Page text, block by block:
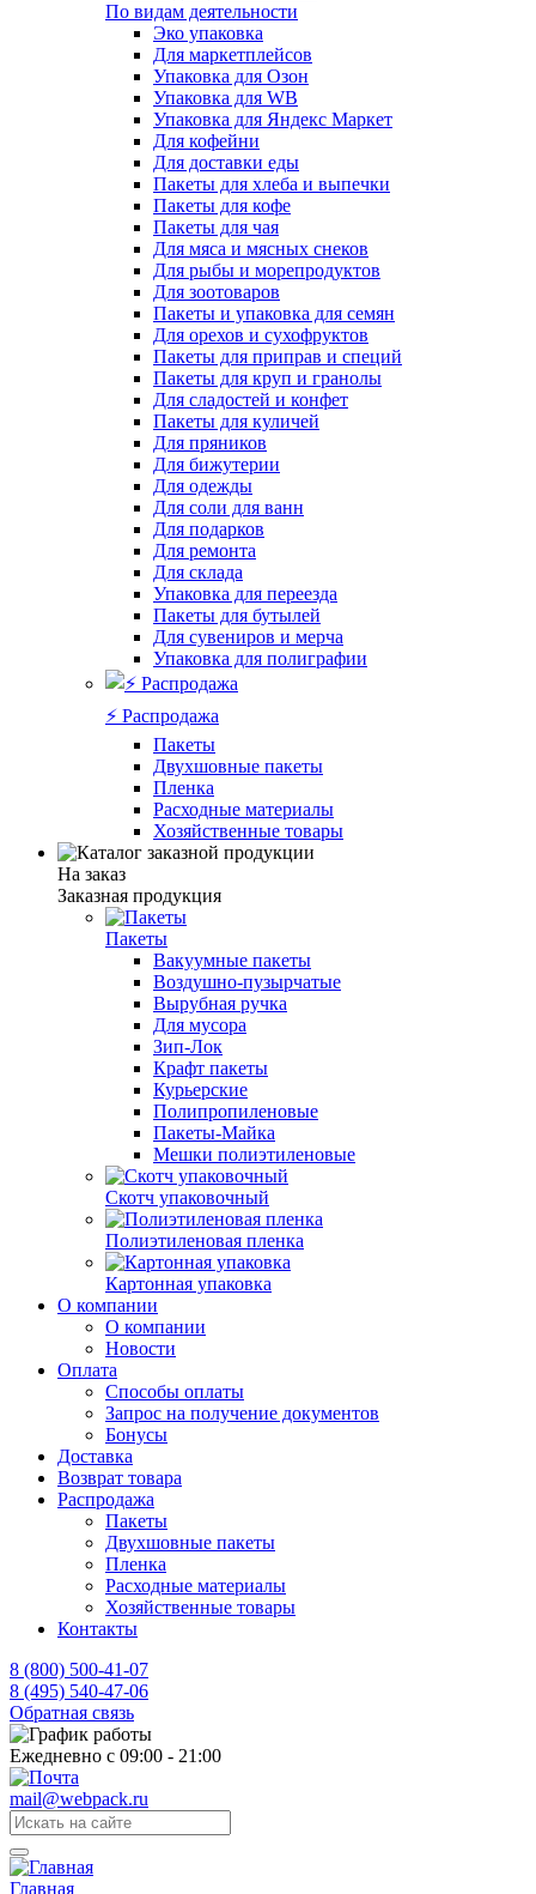
По видам деятельности
Эко упаковка
Для маркетплейсов
Упаковка для Озон
Упаковка для WB
Упаковка для Яндекс Маркет
Для кофейни
Для доставки еды
Пакеты для хлеба и выпечки
Пакеты для кофе
Пакеты для чая
Для мяса и мясных снеков
Для рыбы и морепродуктов
Для зоотоваров
Пакеты и упаковка для семян
Для орехов и сухофруктов
Пакеты для приправ и специй
Пакеты для круп и гранолы
Для сладостей и конфет
Пакеты для куличей
Для пряников
Для бижутерии
Для одежды
Для соли для ванн
Для подарков
Для ремонта
Для склада
Упаковка для переезда
Пакеты для бутылей
Для сувениров и мерча
Упаковка для полиграфии
⚡️ Распродажа
Пакеты
Двухшовные пакеты
Пленка
Расходные материалы
Хозяйственные товары
На заказ
Заказная продукция
Пакеты
Вакуумные пакеты
Воздушно-пузырчатые
Вырубная ручка
Для мусора
Зип-Лок
Крафт пакеты
Курьерские
Полипропиленовые
Пакеты-Майка
Мешки полиэтиленовые
Скотч упаковочный
Полиэтиленовая пленка
Картонная упаковка
О компании
О компании
Новости
Оплата
Способы оплаты
Запрос на получение документов
Бонусы
Доставка
Возврат товара
Распродажа
Пакеты
Двухшовные пакеты
Пленка
Расходные материалы
Хозяйственные товары
Контакты
8 (800) 500-41-07
8 (495) 540-47-06
Обратная связь
Ежедневно с 09:00 - 21:00
mail@webpack.ru
Главная